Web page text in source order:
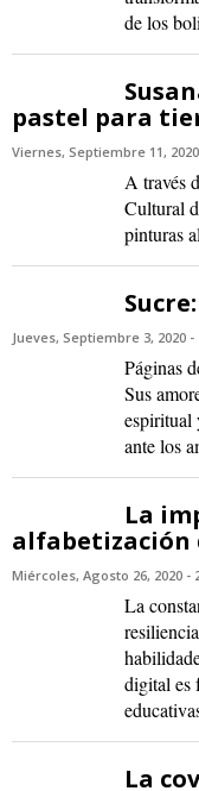
de los
pastel para
Viernes, Septiembre 11,
A través
Cultural
pinturas
Jueves, Septiembre 3, 2020 -
Páginas
Sus
espiritual
ante los
La
Miércoles, Agosto 26, 2020 -
La
digital es
La